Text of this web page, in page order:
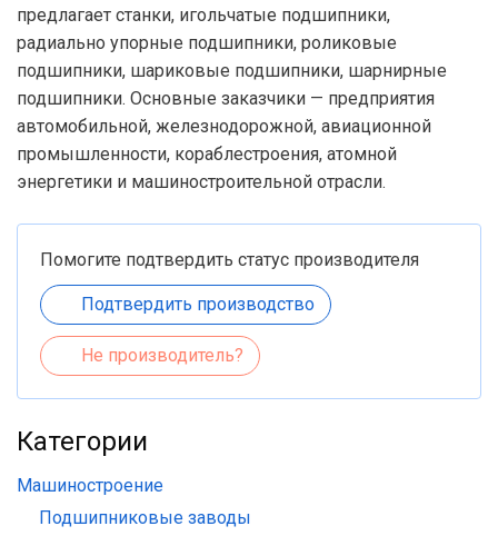
предлагает станки, игольчатые подшипники,
радиально упорные подшипники, роликовые
подшипники, шариковые подшипники, шарнирные
подшипники. Основные заказчики — предприятия
автомобильной, железнодорожной, авиационной
промышленности, кораблестроения, атомной
энергетики и машиностроительной отрасли.
Помогите подтвердить статус производителя
Подтвердить производство
Не производитель?
Категории
Машиностроение
Подшипниковые заводы